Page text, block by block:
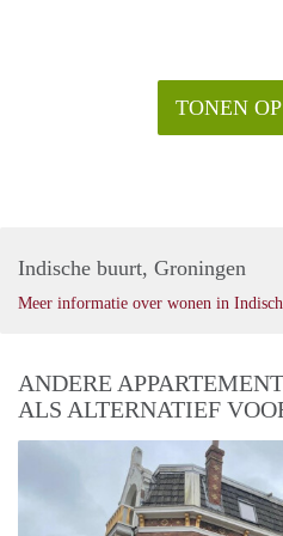
TONEN
Indische buurt, Groningen
Meer informatie over wonen in
ANDERE
ALS ALTERNATIEF